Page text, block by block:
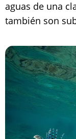
aguas de una
también son